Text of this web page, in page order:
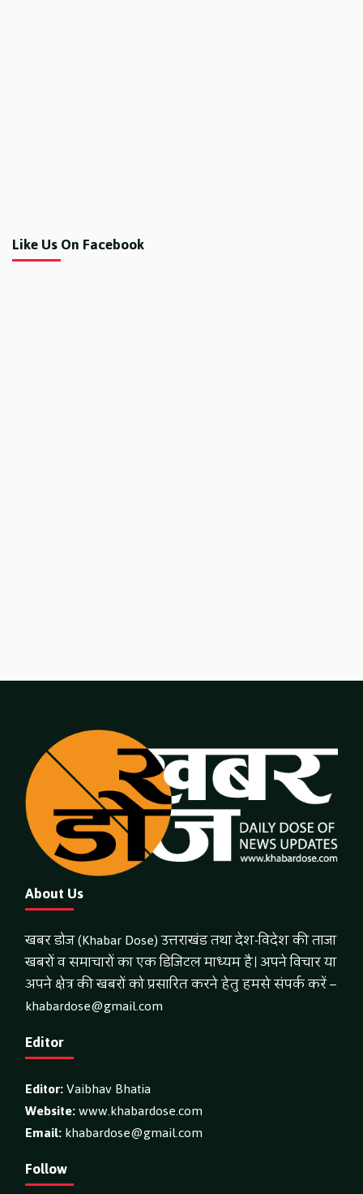
Like Us On Facebook
About Us
खबर डोज (Khabar Dose) उत्तराखंड तथा देश-विदेश की ताजा
खबरों व समाचारों का एक डिजिटल माध्यम है। अपने विचार या
अपने क्षेत्र की खबरों को प्रसारित करने हेतु हमसे संपर्क करें –
khabardose@gmail.com
Editor
Editor:Vaibhav Bhatia
Website:www.khabardose.com
Email:khabardose@gmail.com
Follow